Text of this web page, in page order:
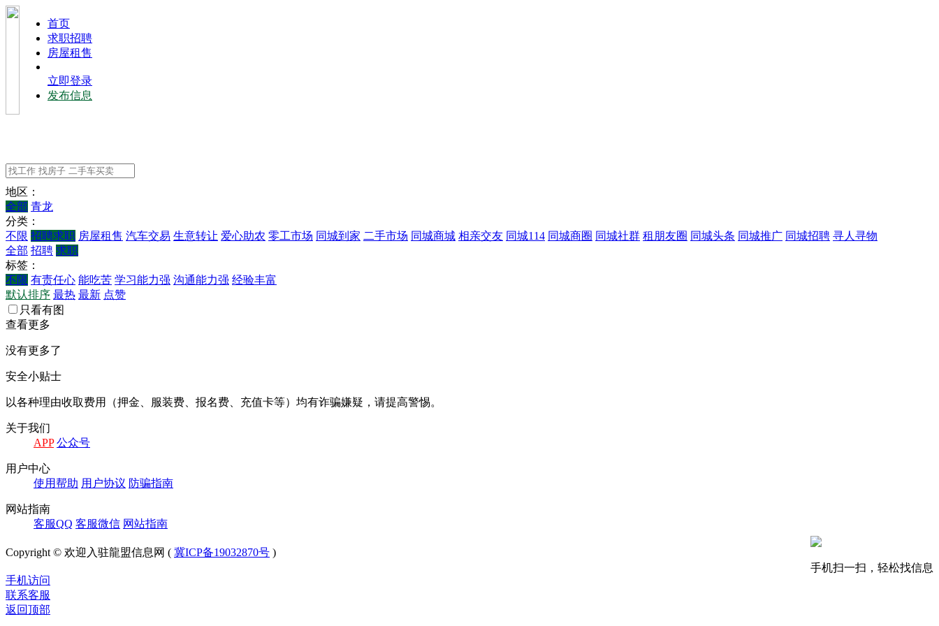
⾸⻚
求职招聘
房屋租售
立即登录
发布信息
地区：
全部 青龙
分类：
不限 招聘求职 房屋租售 汽车交易 生意转让 爱心助农 零工市场 同城到家 二手市场 同城商城 相亲交友 同城114 同城商圈 同城社群 租朋友圈 同城头条 同城推广 同城招聘 寻人寻物
全部 招聘 求职
标签：
不限 有责任心 能吃苦 学习能力强 沟通能力强 经验丰富
默认排序 最热 最新 点赞
只看有图
查看更多
没有更多了
安全小贴士
以各种理由收取费⽤（押⾦、服装费、报名费、充值卡等）均有诈骗嫌疑，请提⾼警惕。
关于我们
APP 公众号
⽤户中⼼
使⽤帮助 ⽤户协议 防骗指南
⽹站指南
客服QQ 客服微信 ⽹站指南
手机扫一扫，轻松找信息
Copyright © 欢迎入驻龍盟信息网 ( 冀ICP备19032870号 )
手机访问
联系客服
返回顶部